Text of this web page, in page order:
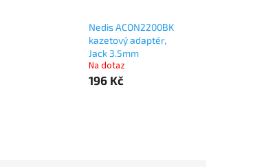
Nedis ACON2200BK
kazetový adaptér,
Jack 3.5mm
Na dotaz
196 Kč